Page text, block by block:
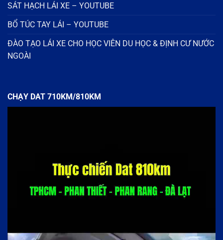
SÁT HẠCH LÁI XE – YOUTUBE
BỔ TÚC TAY LÁI – YOUTUBE
ĐÀO TẠO LÁI XE CHO HỌC VIÊN DU HỌC & ĐỊNH CƯ NƯỚC
NGOÀI
CHẠY DAT 710KM/810KM